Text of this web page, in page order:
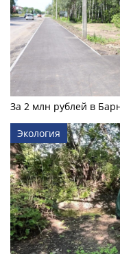
За 2 млн рублей в
Экология